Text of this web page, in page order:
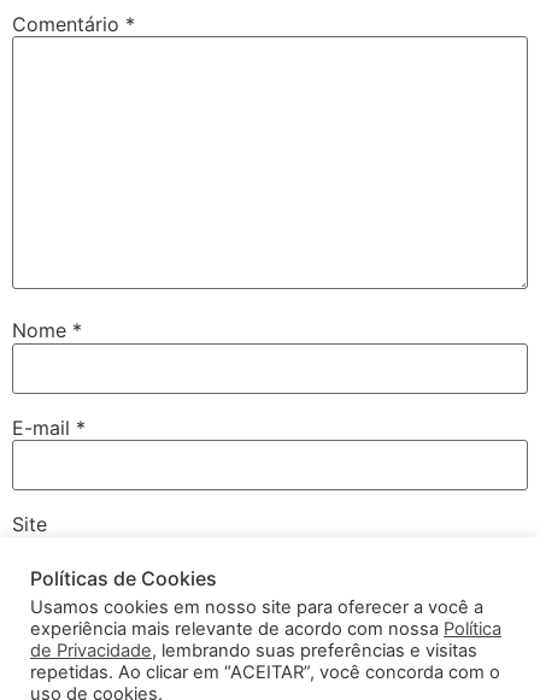
Comentário *
Nome *
E-mail *
Site
Salvar meus dados neste navegador para a próxima vez
que eu comentar.
Políticas de Cookies
Usamos cookies em nosso site para oferecer a você a
experiência mais relevante de acordo com nossa Política
de Privacidade, lembrando suas preferências e visitas
repetidas. Ao clicar em “ACEITAR”, você concorda com o
uso de cookies.